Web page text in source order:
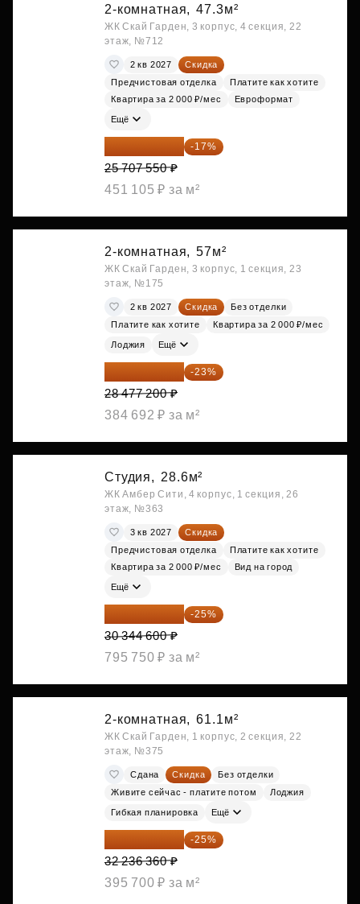
2-комнатная, 47.3м²
ЖК Скай Гарден, 3 корпус, 4 секция, 22
этаж, №712
2 кв 2027
Скидка
Предчистовая отделка
Платите как хотите
Квартира за 2 000 ₽/мес
Евроформат
Ещё
21 337 267 ₽ -17%
25 707 550 ₽
451 105 ₽ за м²
2-комнатная, 57м²
ЖК Скай Гарден, 3 корпус, 1 секция, 23
этаж, №175
2 кв 2027 Скидка
Без отделки
Платите как хотите
Квартира за 2 000 ₽/мес
Лоджия Ещё
21 927 444 ₽ -23%
28 477 200 ₽
384 692 ₽ за м²
Студия, 28.6м²
ЖК Амбер Сити, 4 корпус, 1 секция, 26
этаж, №363
3 кв 2027
Скидка
Предчистовая отделка
Платите как хотите
Квартира за 2 000 ₽/мес
Вид на город
Ещё
22 758 450 ₽ -25%
30 344 600 ₽
795 750 ₽ за м²
2-комнатная, 61.1м²
ЖК Скай Гарден, 1 корпус, 2 секция, 22
этаж, №375
Сдана Скидка
Без отделки
Живите сейчас - платите потом
Лоджия
Гибкая планировка Ещё
24 177 270 ₽ -25%
32 236 360 ₽
395 700 ₽ за м²